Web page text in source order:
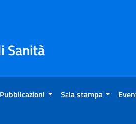
Sanità
Pubblicazioni Sala stampa